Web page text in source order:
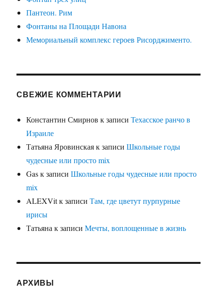
Пантеон. Рим
Фонтаны на Площади Навона
Мемориальный комплекс героев Рисорджименто.
СВЕЖИЕ КОММЕНТАРИИ
Константин Смирнов к записиТехасское ранчо в
Израиле
Татьяна Яровинскаяк записиШкольные годы
чудесные или просто mix
Gasк записиШкольные годы чудесные или просто
mix
ALEXVitк записиТам, где цветут пурпурные
ирисы
Татьянак записиМечты, воплощенные в жизнь
АРХИВЫ